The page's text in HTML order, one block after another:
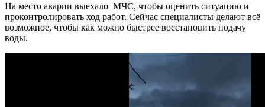
На место аварии выехало МЧС, чтобы оценить ситуацию и
проконтролировать ход работ. Сейчас специалисты делают всё
возможное, чтобы как можно быстрее восстановить подачу
воды.